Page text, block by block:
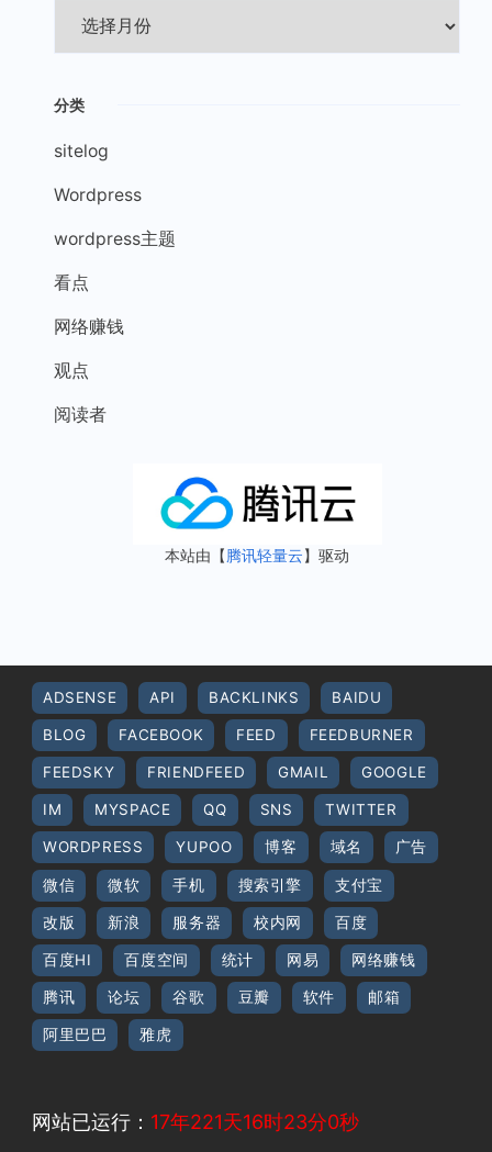
分类
sitelog
Wordpress
wordpress主题
看点
网络赚钱
观点
阅读者
本站由【腾讯轻量云】驱动
ADSENSE API BACKLINKS BAIDU
BLOG FACEBOOK FEED FEEDBURNER
FEEDSKY FRIENDFEED GMAIL GOOGLE
IM MYSPACE QQ SNS TWITTER
WORDPRESS YUPOO 博客 域名 广告
微信 微软 手机 搜索引擎 支付宝
改版 新浪 服务器 校内网 百度
百度HI 百度空间 统计 网易 网络赚钱
腾讯 论坛 谷歌 豆瓣 软件 邮箱
阿里巴巴 雅虎
网站已运行： 17年221天16时23分1秒